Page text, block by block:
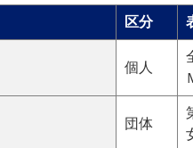
区分
個人
団体